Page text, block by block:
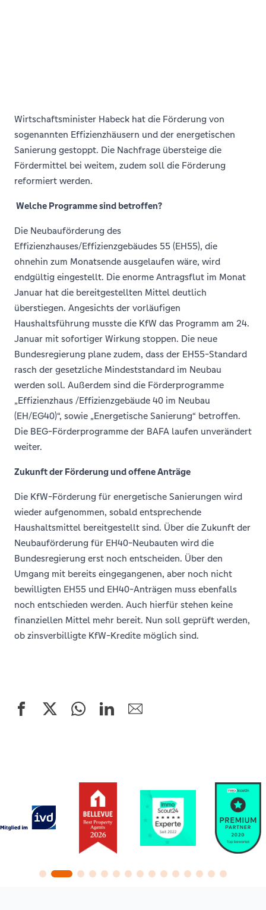
Wirtschaftsminister Habeck hat die Förderung von
sogenannten Effizienzhäusern und der energetischen
Sanierung gestoppt. Die Nachfrage übersteige die
Fördermittel bei weitem, zudem soll die Förderung
reformiert werden.
Welche Programme sind betroffen?
Die Neubauförderung des
Effizienzhauses/Effizienzgebäudes 55 (EH55), die
ohnehin zum Monatsende ausgelaufen wäre, wird
endgültig eingestellt. Die enorme Antragsflut im Monat
Januar hat die bereitgestellten Mittel deutlich
überstiegen. Angesichts der vorläufigen
Haushaltsführung musste die KfW das Programm am 24.
Januar mit sofortiger Wirkung stoppen. Die neue
Bundesregierung plane zudem, dass der EH55-Standard
rasch der gesetzliche Mindeststandard im Neubau
werden soll. Außerdem sind die Förderprogramme
„Effizienzhaus /Effizienzgebäude 40 im Neubau
(EH/EG40)“, sowie „Energetische Sanierung“ betroffen.
Die BEG-Förderprogramme der BAFA laufen unverändert
weiter.
Zukunft der Förderung und offene Anträge
Die KfW-Förderung für energetische Sanierungen wird
wieder aufgenommen, sobald entsprechende
Haushaltsmittel bereitgestellt sind. Über die Zukunft der
Neubauförderung für EH40-Neubauten wird die
Bundesregierung erst noch entscheiden. Über den
Umgang mit bereits eingegangenen, aber noch nicht
bewilligten EH55 und EH40-Anträgen muss ebenfalls
noch entschieden werden. Auch hierfür stehen keine
finanziellen Mittel mehr bereit. Nun soll geprüft werden,
ob zinsverbilligte KfW-Kredite möglich sind.